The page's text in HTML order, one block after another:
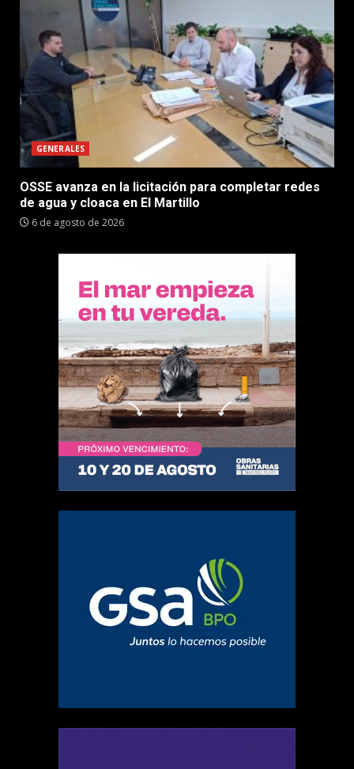
GENERALES
OSSE avanza en la licitación para completar redes
de agua y cloaca en El Martillo
6 de agosto de 2026